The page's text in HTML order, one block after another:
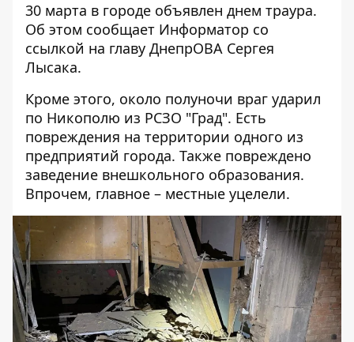
30 марта в городе объявлен днем ​​траура.
Об этом сообщает Информатор со
ссылкой на главу ДнепрОВА Сергея
Лысака.
Кроме этого, около полуночи враг ударил
по Никополю из РСЗО "Град". Есть
повреждения на территории одного из
предприятий города. Также повреждено
заведение внешкольного образования.
Впрочем, главное – местные уцелели.